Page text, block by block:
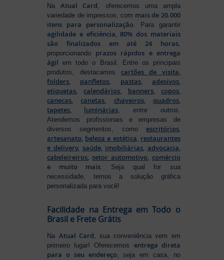
NaAtual Card , oferecemos uma ampla
variedade de impressos, com mais de 20.000
itens para personalização . Para garantir
agilidade e eficiência, 80% dos materiais
são finalizados em até 24 horas,
proporcionando prazos rápidos e entrega
ágil em todo o Brasil. Entre os principais
produtos, destacamos cartões de visita,
folders, panfletos, pastas, adesivos,
etiquetas,calendários, banners, copos,
canecas,canetas, chaveiros, quadros,
tapetes, luminárias , entre outros.
Atendemos profissionais e empresas de
diversos segmentos, como escritórios,
artesanato, beleza e estética, restaurantes
e delivery, saúde, imobiliárias, advocacia,
cabeleireiros, setor automotivo, comércio
e muito mais . Seja qual for sua
necessidade, temos a solução gráfica
personalizada para você!
Facilidade na Entrega em Todo o
Brasil e Frete Grátis
Na Atual Card, sua conveniência vem em
primeiro lugar! Oferecemos entrega direta
para o seu endereço, seja em casa, no